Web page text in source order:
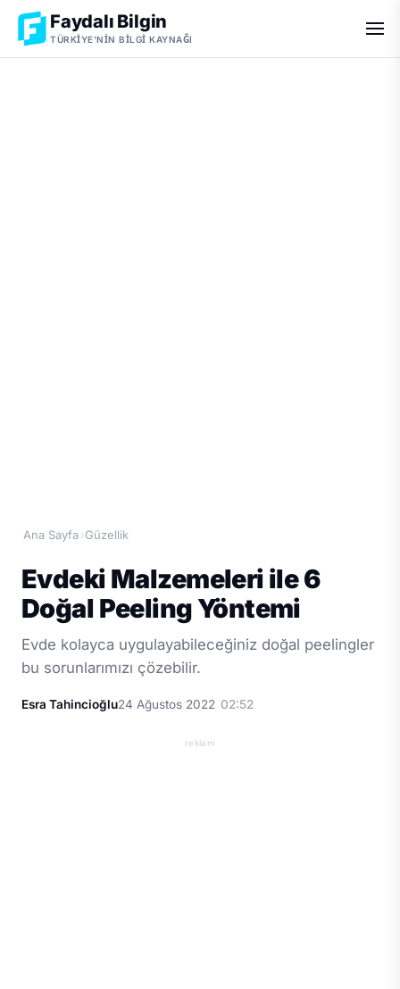
Faydalı Bilgin
TÜRKIYE'NIN BILGI KAYNAĞI
Ana Sayfa ›Güzellik
Evdeki Malzemeleri ile 6
Doğal Peeling Yöntemi
Evde kolayca uygulayabileceğiniz doğal peelingler
bu sorunlarımızı çözebilir.
Esra Tahincioğlu24 Ağustos 2022 02:52
reklam